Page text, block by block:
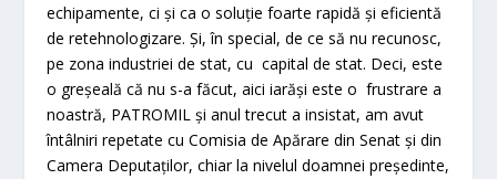
echipamente, ci și ca o soluție foarte rapidă și eficientă
de retehnologizare. Și, în special, de ce să nu recunosc,
pe zona industriei de stat, cu capital de stat. Deci, este
o greșeală că nu s-a făcut, aici iarăși este o frustrare a
noastră, PATROMIL și anul trecut a insistat, am avut
întâlniri repetate cu Comisia de Apărare din Senat și din
Camera Deputaților, chiar la nivelul doamnei președinte,